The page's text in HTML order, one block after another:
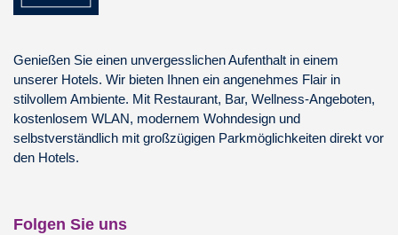
Genießen Sie einen unvergesslichen Aufenthalt in einem
unserer Hotels. Wir bieten Ihnen ein angenehmes Flair in
stilvollem Ambiente. Mit Restaurant, Bar, Wellness-Angeboten,
kostenlosem WLAN, modernem Wohndesign und
selbstverständlich mit großzügigen Parkmöglichkeiten direkt vor
den Hotels.
Folgen Sie uns